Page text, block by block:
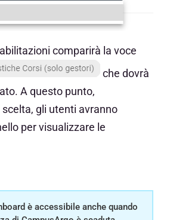
comparirà la voce
che dovrà
A questo punto,
gli utenti avranno
per visualizzare le
è accessibile anche quando